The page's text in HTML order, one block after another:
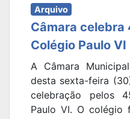
Arquivo
Câmara celebra
Colégio Paulo VI
A Câmara
desta sexta-feira
celebração pelos
Paulo VI. O colégio